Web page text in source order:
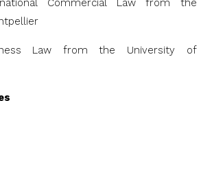
Commercial Law from the
Law from the University of